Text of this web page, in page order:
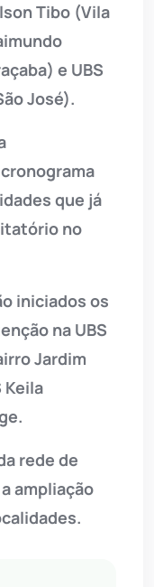
Tibo (Vila
e UBS
José).
que já
no
iniciados os
na UBS
Jardim
Keila
rede de
ampliação